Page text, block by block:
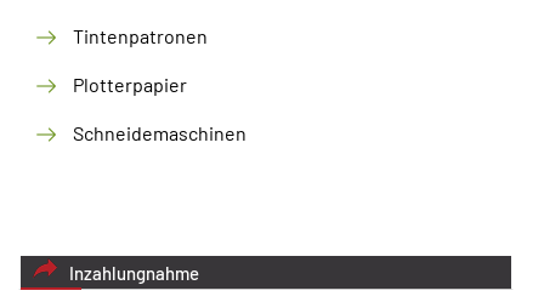
Tintenpatronen
Plotterpapier
Schneidemaschinen
Inzahlungnahme